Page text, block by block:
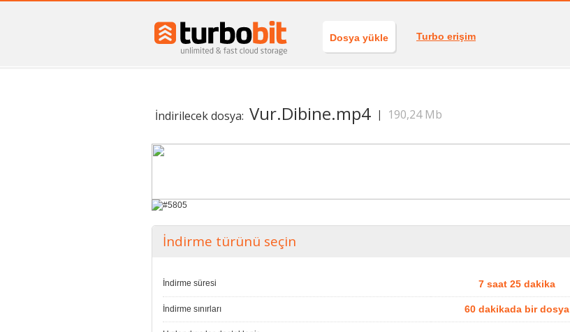
Dosya yükle Turbo erişim
İndirilecek dosya: Vur.Dibine.mp4 | 190,24 Mb
İndirme türünü seçin
İndirme süresi 7 saat 25 dakika
İndirme sınırları 60 dakikada bir dosya